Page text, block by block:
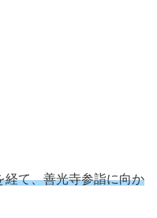
経て、善光寺参詣に向か